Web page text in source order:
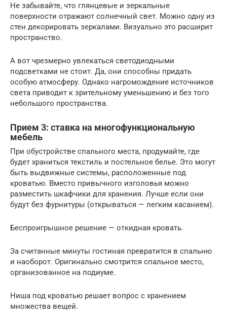
Не забывайте, что глянцевые и зеркальные
поверхности отражают солнечный свет. Можно одну из
стен декорировать зеркалами. Визуально это расширит
пространство.
А вот чрезмерно увлекаться светодиодными
подсветками не стоит. Да, они способны придать
особую атмосферу. Однако нагромождение источников
света приводит к зрительному уменьшению и без того
небольшого пространства.
Прием 3: ставка на многофункциональную
мебель
При обустройстве спального места, продумайте, где
будет храниться текстиль и постельное белье. Это могут
быть выдвижные системы, расположенные под
кроватью. Вместо привычного изголовья можно
разместить шкафчики для хранения. Лучше если они
будут без фурнитуры (открываться — легким касанием).
Беспроигрышное решение — откидная кровать.
За считанные минуты гостиная превратится в спальню
и наоборот. Оригинально смотрится спальное место,
организованное на подиуме.
Ниша под кроватью решает вопрос с хранением
множества вещей.